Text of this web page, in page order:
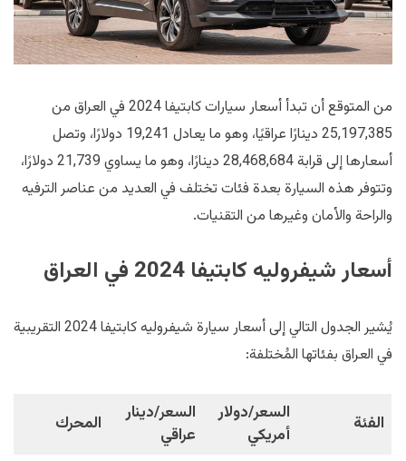
من المتوقع أن تبدأ أسعار سيارات كابتيفا 2024 في العراق من
25,197,385 دينارًا عراقيًا، وهو ما يعادل 19,241 دولارًا، وتصل
أسعارها إلى قرابة 28,468,684 دينارًا، وهو ما يساوي 21,739 دولارًا،
وتتوفر هذه السيارة بعدة فئات تختلف في العديد من عناصر الترفيه
والراحة والأمان وغيرها من التقنيات.
أسعار شيفروليه كابتيفا 2024 في العراق
يُشير الجدول التالي إلى أسعار سيارة شيفروليه كابتيفا 2024 التقريبية
في العراق بفئاتها المُختلفة:
الفئة
السعر/دولار
أمريكي
السعر/دينار
عراقي
المحرك